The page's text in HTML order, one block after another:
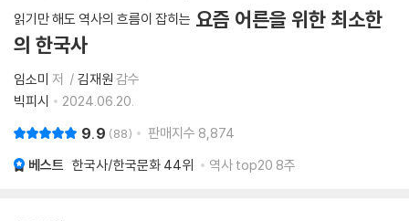
읽기만 해도 역사의 흐름이 잡히는 요즘 어른을 위한 최소한
의 한국사
임소미 저 김재원 감수
빅피시
2024.06.20.
9.9 88 판매지수 8,874
베스트 한국사/한국문화 44위 역사 top20 8주